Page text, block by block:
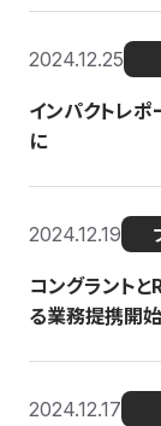
2024.12.25
インパクトレ
に
2024.12.19
コングラントと
る業務提携開始
2024.12.17